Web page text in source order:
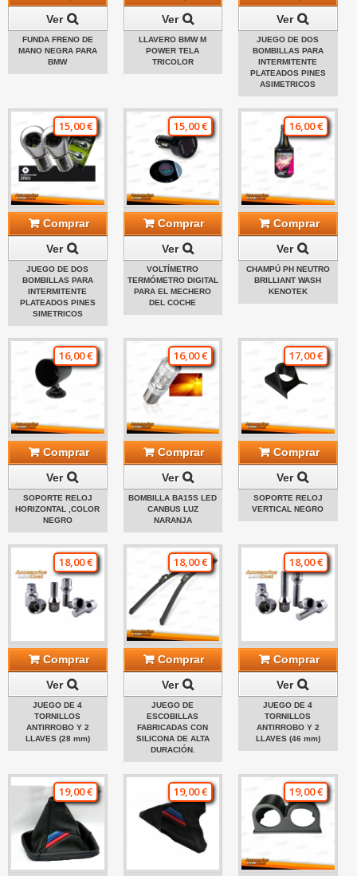
Ver
FUNDA FRENO DE
MANO NEGRA PARA
BMW
Ver
LLAVERO BMW M
POWER TELA
TRICOLOR
Ver
JUEGO DE DOS
BOMBILLAS PARA
INTERMITENTE
PLATEADOS PINES
ASIMETRICOS
15,00 €
Comprar
Ver
JUEGO DE DOS
BOMBILLAS PARA
INTERMITENTE
PLATEADOS PINES
SIMETRICOS
15,00 €
Comprar
Ver
VOLTÍMETRO
TERMÓMETRO DIGITAL
PARA EL MECHERO
DEL COCHE
16,00 €
Comprar
Ver
CHAMPÚ PH NEUTRO
BRILLIANT WASH
KENOTEK
16,00 €
Comprar
Ver
SOPORTE RELOJ
HORIZONTAL ,COLOR
NEGRO
16,00 €
Comprar
Ver
BOMBILLA BA15S LED
CANBUS LUZ
NARANJA
17,00 €
Comprar
Ver
SOPORTE RELOJ
VERTICAL NEGRO
18,00 €
Comprar
Ver
JUEGO DE 4
TORNILLOS
ANTIRROBO Y 2
LLAVES (28 mm)
18,00 €
Comprar
Ver
JUEGO DE
ESCOBILLAS
FABRICADAS CON
SILICONA DE ALTA
DURACIÓN.
18,00 €
Comprar
Ver
JUEGO DE 4
TORNILLOS
ANTIRROBO Y 2
LLAVES (46 mm)
19,00 € 19,00 € 19,00 €